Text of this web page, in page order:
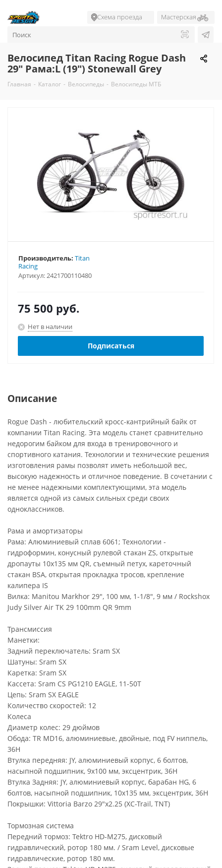
Схема проезда Мастерская
Велосипед Titan Racing Rogue Dash
29" Рама:L (19") Stonewall Grey
Главная - Каталог - Велосипеды - Велосипеды МТБ
Артикул:2421700110480
Производитель: Titan
Racing
75 500 руб.
Нет в наличии
Подписаться
Описание
Rogue Dash - любительский кросс-кантрийный байк от
компании Titan Racing. Эта модель станет сравнительно
недорогим байком для входа в тренировочного и
спортивного катания. Технологии и технические решения
изготовления рамы позволят иметь небольшой вес,
высокую надежность и отличное поведение. В сочетании с
не менее надежными комплектующими, эта модель
является одной из самых сильных среди своих
одноклассников.
Рама и амортизаторы
Рама: Алюминиевый сплав 6061; Технологии -
гидроформин, конусный рулевой стакан ZS, открытые
дропауты 10х135 мм QR, съемный петух, кареточный
стакан BSA, открытая прокладка тросов, крепление
калипера IS
Вилка: Manitou Markhor 29", 100 мм, 1-1/8", 9 мм / Rockshox
Judy Silver Air TK 29 100mm QR 9mm
Трансмиссия
Манетки:
Задний переключатель: Sram SX
Шатуны: Sram SX
Каретка: Sram SX
Кассета: Sram CS PG1210 EAGLE, 11-50T
Цепь: Sram SX EAGLE
Количество скоростей: 12
Колеса
Диаметр колес: 29 дюймов
Обода: TR MD16, алюминиевые, двойные, под FV ниппель,
36H
Втулка передняя: JY, алюминиевый корпус, 6 болтов,
насыпной подшипник, 9х100 мм, эксцентрик, 36Н
Втулка Задняя: JY, алюминиевый корпус, барабан HG, 6
болтов, насыпной подшипник, 10х135 мм, эксцентрик, 36Н
Покрышки: Vittoria Barzo 29"х2.25 (XC-Trail, TNT)
Тормозная система
Передний тормоз: Tektro HD-M275, дисковый
гидравлический, ротор 180 мм. / Sram Level, дисковые
гидравлические, ротор 180 мм.